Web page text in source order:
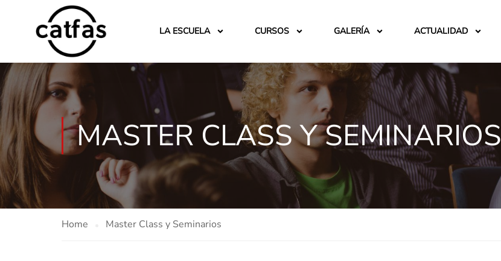
LA ESCUELA CURSOS GALERÍA ACTUALIDAD
MASTER CLASS Y SEMINARIOS
Home Master Class y Seminarios